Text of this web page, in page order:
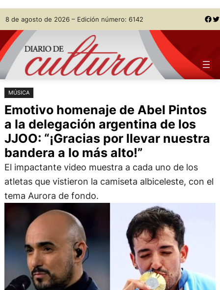
Saltar
al
contenido
Skip
to
content
8 de agosto de 2026 – Edición número: 6142 Facebook Twitter
MÚSICA
Emotivo homenaje de Abel Pintos
a la delegación argentina de los
JJOO: “¡Gracias por llevar nuestra
bandera a lo más alto!”
El impactante video muestra a cada uno de los
atletas que vistieron la camiseta albiceleste, con el
tema Aurora de fondo.